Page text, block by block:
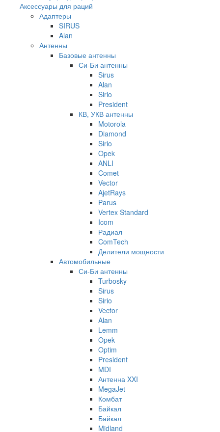
Аксессуары для раций
Адаптеры
SIRUS
Alan
Антенны
Базовые антенны
Си-Би антенны
Sirus
Alan
Sirio
President
КВ, УКВ антенны
Motorola
Diamond
Sirio
Opek
ANLI
Comet
Vector
AjetRays
Parus
Vertex Standard
Icom
Радиал
ComTech
Делители мощности
Автомобильные
Си-Би антенны
Turbosky
Sirus
Sirio
Vector
Alan
Lemm
Opek
Optim
President
MDI
Антенна XXI
MegaJet
Комбат
Байкал
Байкал
Midland